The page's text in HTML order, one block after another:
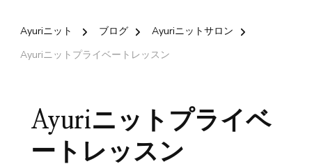
Ayuriニット ブログ
Ayuriニットサロン
Ayuriニットプライベートレッスン
Ayuriニットプライベ
ートレッスン